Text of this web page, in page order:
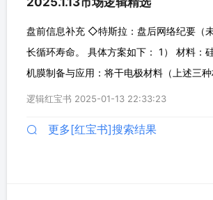
盘前信息补充 ◇特斯拉：盘后网络纪要（
长循环寿命。 具体方案如下： 1） 材料：
机膜制备与应用：将干电极材料（上述三
极膜。 （天奈科技、纳科诺尔、日播时
逻辑红宝书 2025-01-13 22:33:23
更多[红宝书]搜索结果